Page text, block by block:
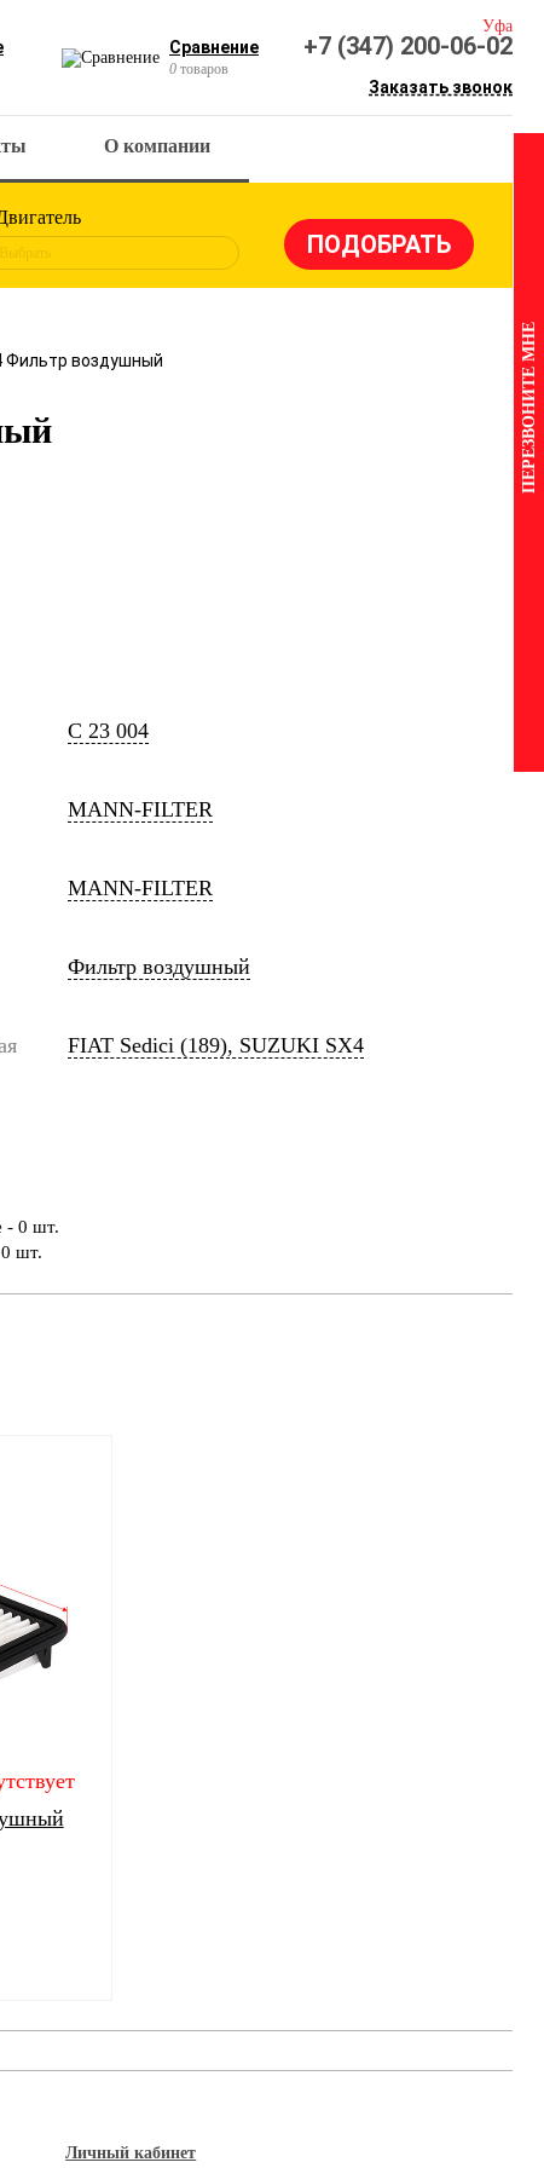
Сравнение
0 товаров
Уфа
+7 (347) 200-06-02
Заказать звонок
О компании
Выбрать
Фильтр воздушный
C 23 004
MANN-FILTER
MANN-FILTER
Фильтр воздушный
FIAT Sedici (189), SUZUKI SX4
- 0 шт.
шт.
Личный кабинет
ПЕРЕЗВОНИТЕ МНЕ